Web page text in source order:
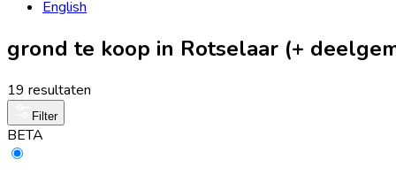
English
grond te koop in Rotselaar (+
19 resultaten
Filter
BETA